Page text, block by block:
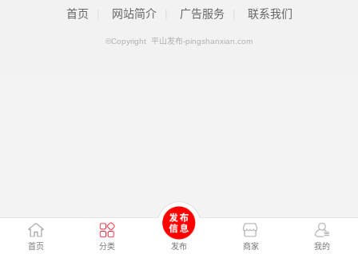
首页 分类 发布 商家 我的
首页 网站简介 广告服务 联系我们
©Copyright 平山发布-pingshanxian.com